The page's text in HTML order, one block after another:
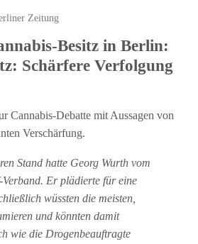
Zeitung
Besitz in Berlin:
Schärfere Verfolgung
Cannabis-Debatte mit Aussagen von
Verschärfung.
Stand hatte Georg Wurth vom
Er plädierte für eine
wüssten die meisten,
und könnten damit
wie die Drogenbeauftragte